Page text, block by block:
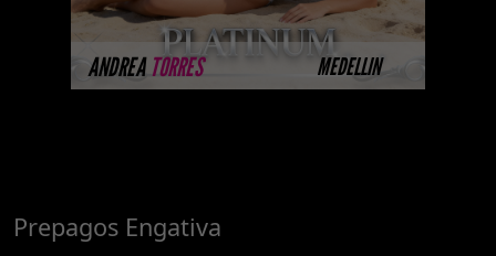
ANDREA TORRES MEDELLIN
MÁS INFORMACIÓN
Prepagos Engativa